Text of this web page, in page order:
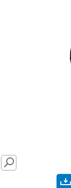
SEARCH